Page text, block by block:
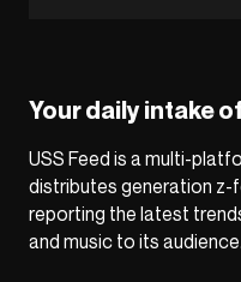
Your daily intake
USS Feed is a multi-
distributes generation
reporting the latest
and music to its audience.